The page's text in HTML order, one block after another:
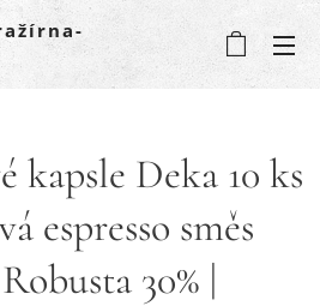
kapsle Deka 10 ks
espresso směs
30% |